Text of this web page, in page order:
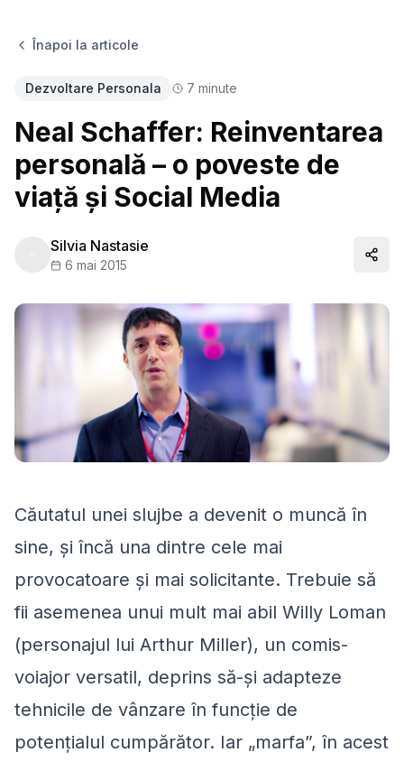
Înapoi la articole
Dezvoltare Personala 7 minute
Neal Schaffer: Reinventarea
personală – o poveste de
viaţă şi Social Media
Silvia Nastasie
6 mai 2015
Căutatul unei slujbe a devenit o muncă în
sine, şi încă una dintre cele mai
provocatoare şi mai solicitante. Trebuie să
fii asemenea unui mult mai abil Willy Loman
(personajul lui Arthur Miller), un comis-
voiajor versatil, deprins să-şi adapteze
tehnicile de vânzare în funcţie de
potenţialul cumpărător. Iar „marfa”, în acest